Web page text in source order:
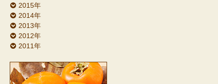
2015年
2014年
2013年
2012年
2011年